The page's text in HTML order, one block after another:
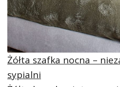
Żółta szafka nocna –
sypialni